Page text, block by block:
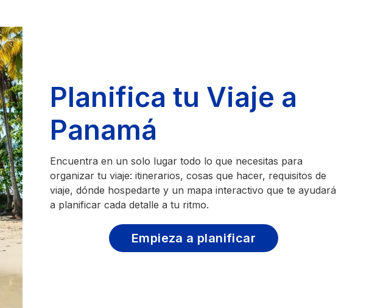
Planifica tu Viaje a
Panamá
Encuentra en un solo lugar todo lo que necesitas para
organizar tu viaje: itinerarios, cosas que hacer, requisitos de
viaje, dónde hospedarte y un mapa interactivo que te ayudará
a planificar cada detalle a tu ritmo.
Empieza a planificar